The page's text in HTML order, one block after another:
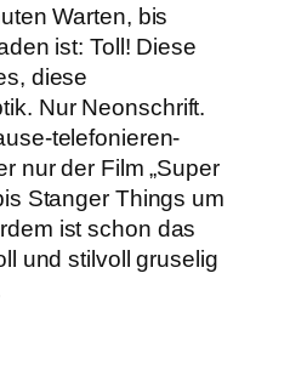
Warten, bis
ist: Toll! Diese
diese
Nur Neonschrift.
telefonieren-
nur der Film „Super
Stanger Things um
ist schon das
und stilvoll gruselig